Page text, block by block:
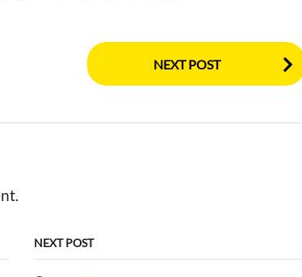
NEXT POST
NEXT POST